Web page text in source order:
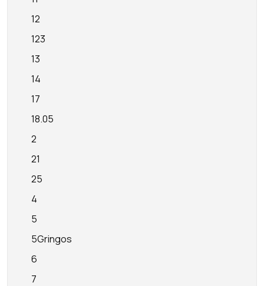
12
123
13
14
17
18.05
2
21
25
4
5
5Gringos
6
7